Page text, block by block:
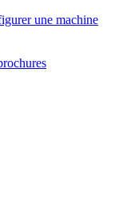
une machine